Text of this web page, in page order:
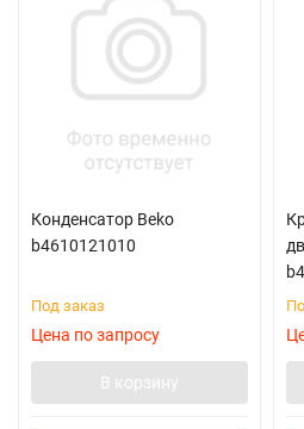
Конденсатор Beko
b4610121010
Под заказ
Цена по запросу
В корзину